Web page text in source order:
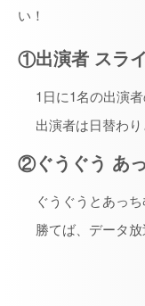
い！
出演者 スラ
1日に1名の出演
出演者は日替わ
ぐうぐう あ
ぐうぐうとあっ
勝てば、データ